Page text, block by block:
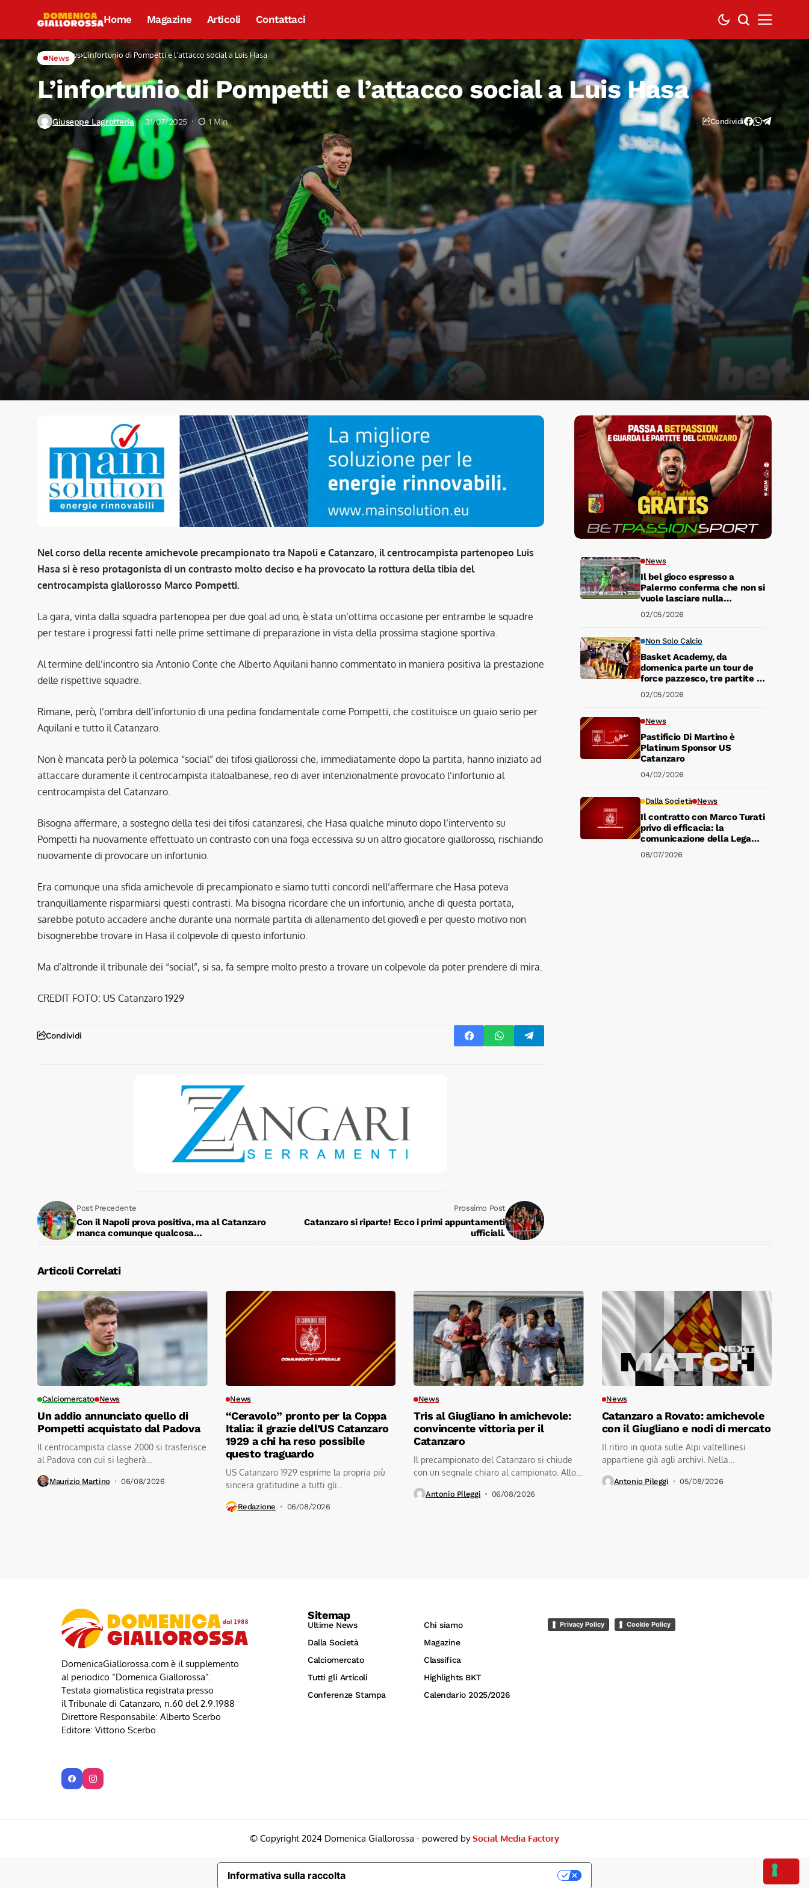
Home Magazine Articoli Contattaci
Home News L’infortunio di Pompetti e l’attacco social a Luis Hasa
News
L’infortunio di Pompetti e l’attacco social a Luis Hasa
Giuseppe Lagrotteria 31/07/2025 1 Min Condividi
Nel corso della recente amichevole precampionato tra Napoli e Catanzaro, il centrocampista partenopeo Luis
Hasa si è reso protagonista di un contrasto molto deciso e ha provocato la rottura della tibia del
centrocampista giallorosso Marco Pompetti.
La gara, vinta dalla squadra partenopea per due goal ad uno, è stata un’ottima occasione per entrambe le squadre
per testare i progressi fatti nelle prime settimane di preparazione in vista della prossima stagione sportiva.
Al termine dell’incontro sia Antonio Conte che Alberto Aquilani hanno commentato in maniera positiva la prestazione
delle rispettive squadre.
Rimane, però, l’ombra dell’infortunio di una pedina fondamentale come Pompetti, che costituisce un guaio serio per
Aquilani e tutto il Catanzaro.
Non è mancata però la polemica “social” dei tifosi giallorossi che, immediatamente dopo la partita, hanno iniziato ad
attaccare duramente il centrocampista italoalbanese, reo di aver intenzionalmente provocato l’infortunio al
centrocampista del Catanzaro.
Bisogna affermare, a sostegno della tesi dei tifosi catanzaresi, che Hasa qualche minuto dopo l’intervento su
Pompetti ha nuovamente effettuato un contrasto con una foga eccessiva su un altro giocatore giallorosso, rischiando
nuovamente di provocare un infortunio.
Era comunque una sfida amichevole di precampionato e siamo tutti concordi nell’affermare che Hasa poteva
tranquillamente risparmiarsi questi contrasti. Ma bisogna ricordare che un infortunio, anche di questa portata,
sarebbe potuto accadere anche durante una normale partita di allenamento del giovedì e per questo motivo non
bisognerebbe trovare in Hasa il colpevole di questo infortunio.
Ma d’altronde il tribunale dei “social”, si sa, fa sempre molto presto a trovare un colpevole da poter prendere di mira.
CREDIT FOTO: US Catanzaro 1929
Condividi
Post Precedente
Con il Napoli prova positiva, ma al Catanzaro
manca comunque qualcosa…
Prossimo Post
Catanzaro si riparte! Ecco i primi appuntamenti
ufficiali.
News
Il bel gioco espresso a
Palermo conferma che non si
vuole lasciare nulla
d’intentato in ottica play off
02/05/2026
Non Solo Calcio
Basket Academy, da
domenica parte un tour de
force pazzesco, tre partite in
cinque giorni
02/05/2026
News
Pastificio Di Martino è
Platinum Sponsor US
Catanzaro
04/02/2026
Dalla Società News
Il contratto con Marco Turati
privo di efficacia: la
comunicazione della Lega
Serie B
08/07/2026
Articoli Correlati
Calciomercato News
Un addio annunciato quello di
Pompetti acquistato dal Padova
Il centrocampista classe 2000 si trasferisce
al Padova con cui si legherà...
Maurizio Martino 06/08/2026
News
“Ceravolo” pronto per la Coppa
Italia: il grazie dell’US Catanzaro
1929 a chi ha reso possibile
questo traguardo
US Catanzaro 1929 esprime la propria più
sincera gratitudine a tutti gli...
Redazione 06/08/2026
News
Tris al Giugliano in amichevole:
convincente vittoria per il
Catanzaro
Il precampionato del Catanzaro si chiude
con un segnale chiaro al campionato. Allo
stadio...
Antonio Pileggi 06/08/2026
News
Catanzaro a Rovato: amichevole
con il Giugliano e nodi di mercato
Il ritiro in quota sulle Alpi valtellinesi
appartiene già agli archivi. Nella
mattinata...
Antonio Pileggi 05/08/2026
DomenicaGiallorossa.com è il supplemento
al periodico “Domenica Giallorossa”.
Testata giornalistica registrata presso
il Tribunale di Catanzaro, n.60 del 2.9.1988
Direttore Responsabile: Alberto Scerbo
Editore: Vittorio Scerbo
Sitemap
Ultime News
Chi siamo
Dalla Società
Magazine
Calciomercato
Classifica
Tutti gli Articoli
Highlights BKT
Conferenze Stampa
Calendario 2025/2026
Privacy Policy Cookie Policy
© Copyright 2024 Domenica Giallorossa - powered bySocial Media Factory
Informativa sulla raccolta